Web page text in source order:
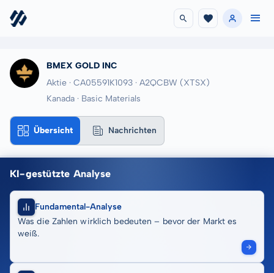
BMEX GOLD INC
Aktie · CA05591K1093 · A2QCBW (XTSX)
Kanada · Basic Materials
Übersicht Nachrichten
KI-gestützte Analyse
Fundamental-Analyse
Was die Zahlen wirklich bedeuten – bevor der Markt es
weiß.